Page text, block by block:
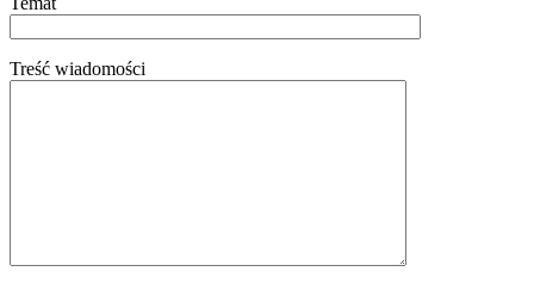
Treść wiadomości